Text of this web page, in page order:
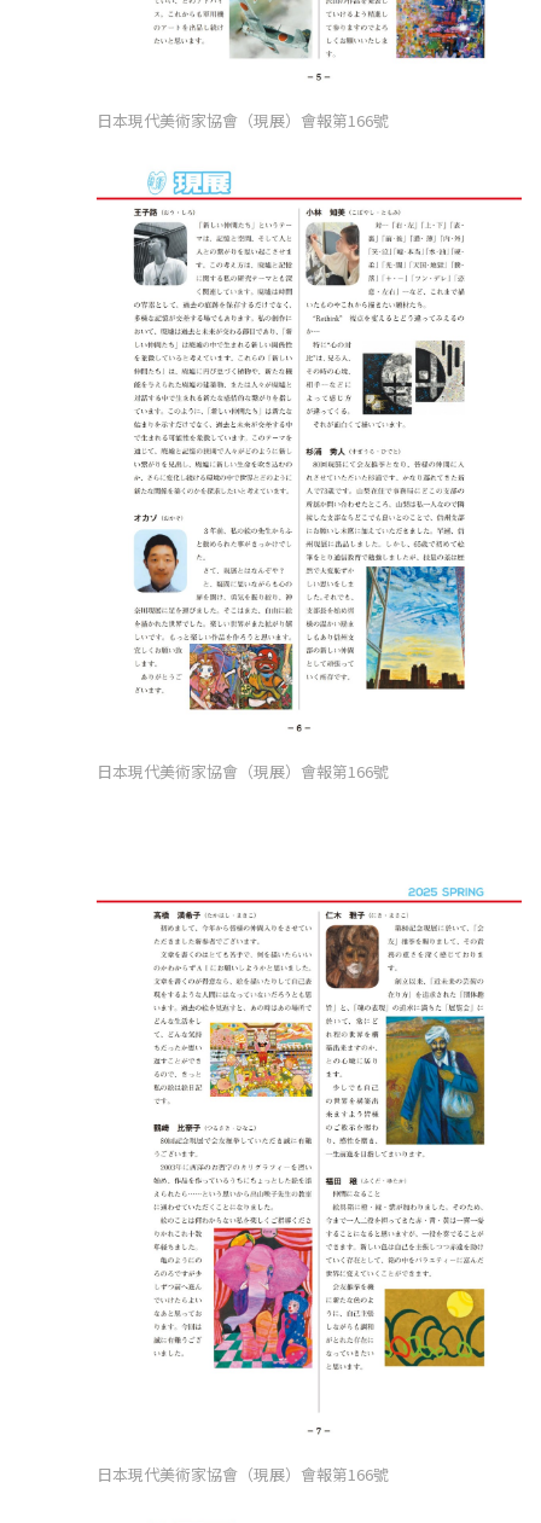
日本現代美術家協會（現展）會報第166號
日本現代美術家協會（現展）會報第166號
日本現代美術家協會（現展）會報第166號